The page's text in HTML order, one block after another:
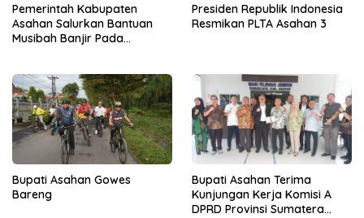
Pemerintah Kabupaten
Asahan Salurkan Bantuan
Musibah Banjir Pada
Presiden Republik Indonesia
Resmikan PLTA Asahan 3
Bupati Asahan Gowes
Bareng
Bupati Asahan Terima
Kunjungan Kerja Komisi A
DPRD Provinsi Sumatera